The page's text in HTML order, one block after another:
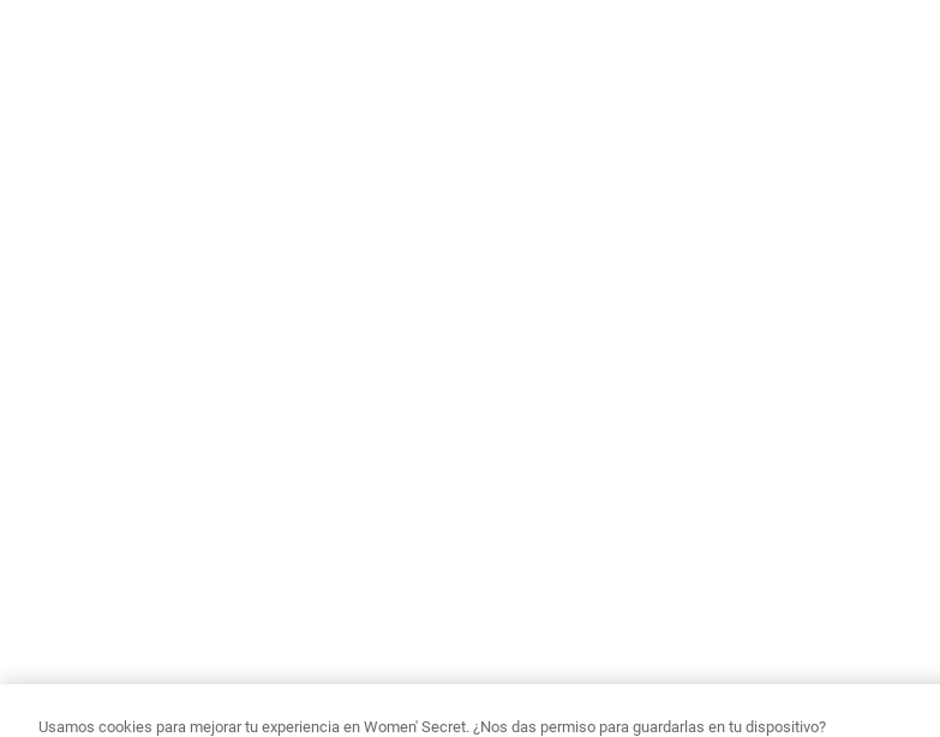
Usamos cookies para mejorar tu experiencia en Women' Secret. ¿Nos das permiso para guardarlas en tu dispositivo?